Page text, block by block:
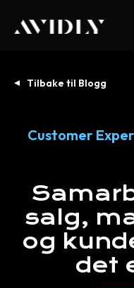
Tilbake til Blogg
Customer
salg,
og
det